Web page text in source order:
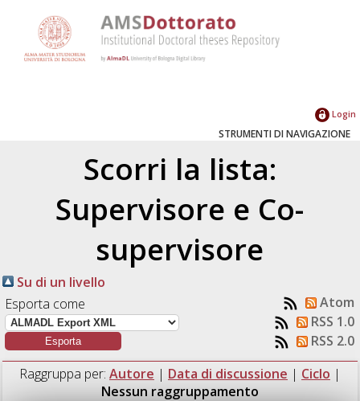
Login
STRUMENTI DI NAVIGAZIONE
Scorri la lista:
Supervisore e Co-
supervisore
Su di un livello
Esporta come
Atom
RSS 1.0
RSS 2.0
Raggruppa per: Autore | Data di discussione | Ciclo |
Nessun raggruppamento